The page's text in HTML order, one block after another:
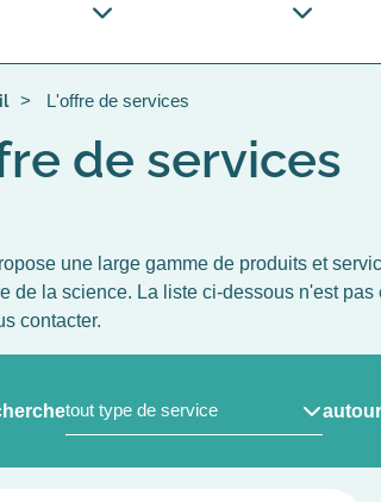
voir
menu
Introduction
ouverte
voir
L'offre de services
de services
une large gamme de produits et
de la science. La liste ci-dessous n'est
contacter.
TYPE
autour